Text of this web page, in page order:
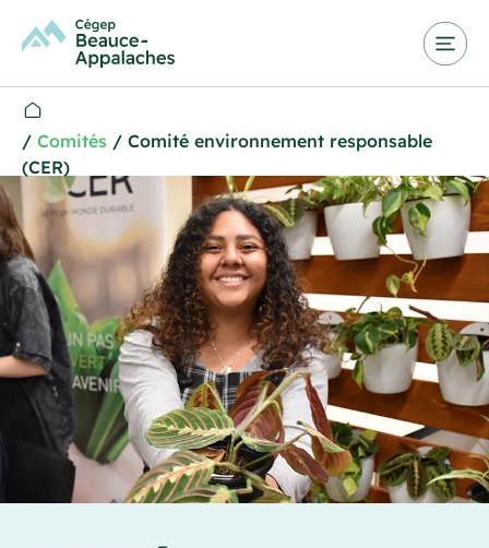
/ Comités / Comité environnement responsable
(CER)